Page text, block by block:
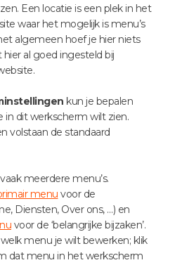
Een locatie is een plek in het
waar het mogelijk is menu’s
algemeen hoef je hier niets
hier al goed ingesteld bij
kun je bepalen
in dit werkscherm wilt zien.
volstaan de standaard
meerdere menu’s.
menu voor de
Diensten, Over ons, …) en
voor de ‘belangrijke bijzaken’.
menu je wilt bewerken; klik
dat menu in het werkscherm